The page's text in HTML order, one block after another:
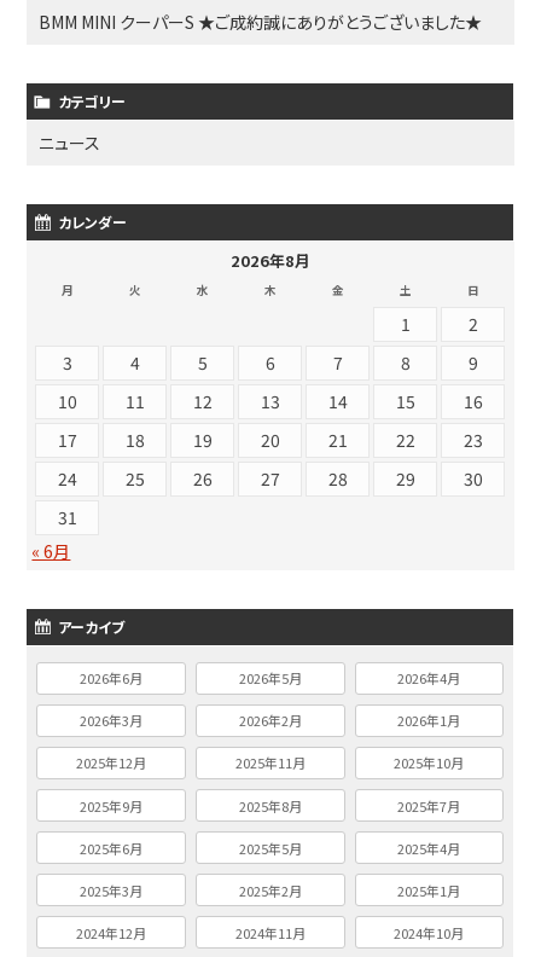
BMM MINI クーパーS ★ご成約誠にありがとうございました★
カテゴリー
ニュース
カレンダー
2026年8月
月 火 水 木 金 土 日
1
2
3
4 5 6 7 8
9
10
11 12 13 14 15
16
17
18 19 20 21 22
23
24
25 26 27 28 29
30
31
« 6月
アーカイブ
2026年6月 2026年5月 2026年4月
2026年3月 2026年2月 2026年1月
2025年12月 2025年11月 2025年10月
2025年9月 2025年8月 2025年7月
2025年6月 2025年5月 2025年4月
2025年3月 2025年2月 2025年1月
2024年12月 2024年11月 2024年10月